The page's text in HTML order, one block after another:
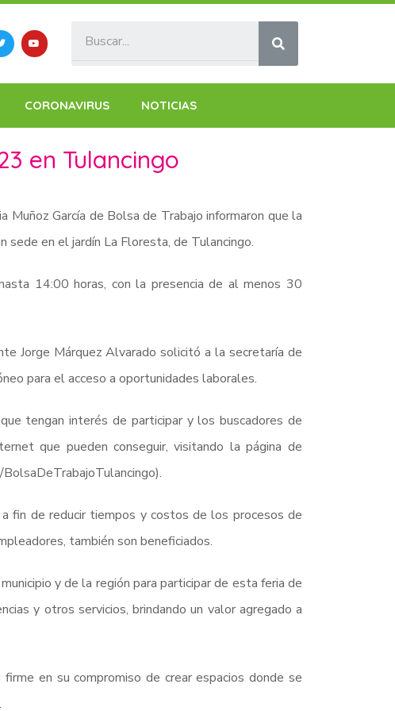
CORONAVIRUS NOTICIAS
en Tulancingo
Muñoz García de Bolsa de Trabajo informaron que la
en el jardín La Floresta, de Tulancingo.
14:00 horas, con la presencia de al menos 30
Jorge Márquez Alvarado solicitó a la secretaría de
para el acceso a oportunidades laborales.
tengan interés de participar y los buscadores de
que pueden conseguir, visitando la página de
fin de reducir tiempos y costos de los procesos de
también son beneficiados.
y de la región para participar de esta feria de
y otros servicios, brindando un valor agregado a
en su compromiso de crear espacios donde se